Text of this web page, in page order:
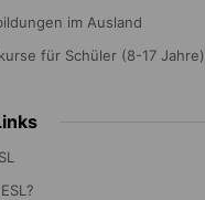
im Ausland
für Schüler (8-17 Jahre)